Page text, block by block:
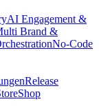
AI Engagement &
Brand &
No-Code
Release
Shop